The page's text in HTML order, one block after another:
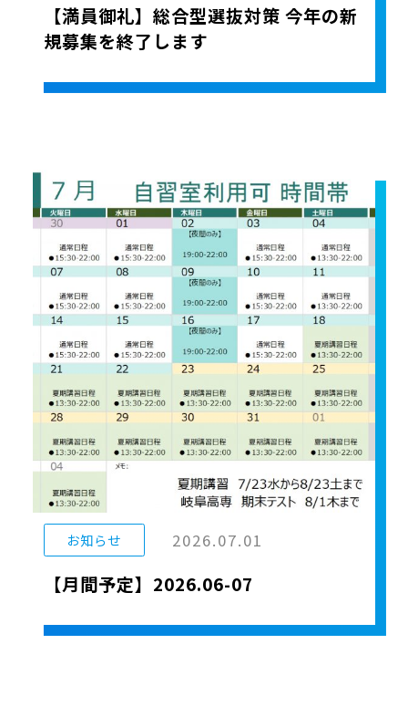
【満員御礼】総合型選抜対策 今年の新
規募集を終了します
お知らせ 2026.07.01
【月間予定】2026.06-07